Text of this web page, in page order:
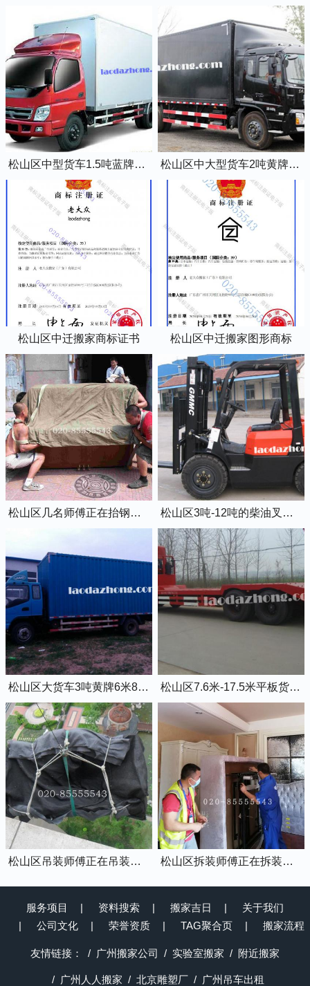
松山区中型货车1.5吨蓝牌4米2厢式货车 松山区中大型货车2吨黄牌5米2厢式货车
松山区中迁搬家商标证书 松山区中迁搬家图形商标
松山区几名师傅正在抬钢琴上楼 松山区3吨-12吨的柴油叉车出租
松山区大货车3吨黄牌6米8的厢式货车 松山区7.6米-17.5米平板货车出租
松山区吊装师傅正在吊装物品上楼 松山区拆装师傅正在拆装家具
服务项目 资料搜索 搬家吉日
关于我们
公司文化
荣誉资质 TAG聚合页 搬家流程
友情链接： 广州搬家公司 实验室搬家 附近搬家
广州人人搬家 北京雕塑厂 广州吊车出租